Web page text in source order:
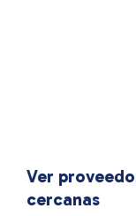
Ver
cercanas